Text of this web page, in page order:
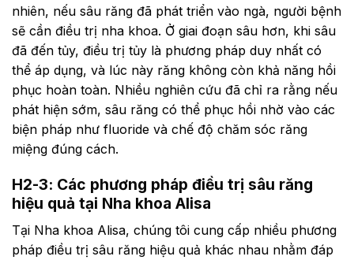
nhiên, nếu sâu răng đã phát triển vào ngà, người bệnh
sẽ cần điều trị nha khoa. Ở giai đoạn sâu hơn, khi sâu
đã đến tủy, điều trị tủy là phương pháp duy nhất có
thể áp dụng, và lúc này răng không còn khả năng hồi
phục hoàn toàn. Nhiều nghiên cứu đã chỉ ra rằng nếu
phát hiện sớm, sâu răng có thể phục hồi nhờ vào các
biện pháp như fluoride và chế độ chăm sóc răng
miệng đúng cách.
H2-3: Các phương pháp điều trị sâu răng
hiệu quả tại Nha khoa Alisa
Tại Nha khoa Alisa, chúng tôi cung cấp nhiều phương
pháp điều trị sâu răng hiệu quả khác nhau nhằm đáp